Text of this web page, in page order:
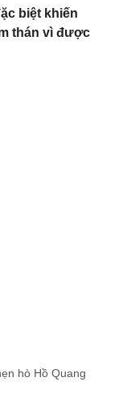
biệt khiến
thán vì được
hò Hồ Quang